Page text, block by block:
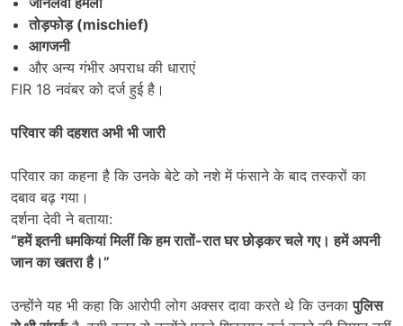
तोड़फोड़ (mischief)
आगजनी
और अन्य गंभीर अपराध की धाराएं
FIR 18 नवंबर को दर्ज हुई है।
परिवार की दहशत अभी भी जारी
परिवार का कहना है कि उनके बेटे को नशे में फंसाने के बाद तस्करों का
दबाव बढ़ गया।
दर्शना देवी ने बताया:
“हमें इतनी धमकियां मिलीं कि हम रातों-रात घर छोड़कर चले गए। हमें अपनी
जान का खतरा है।”
उन्होंने यह भी कहा कि आरोपी लोग अक्सर दावा करते थे कि उनकापुलिस